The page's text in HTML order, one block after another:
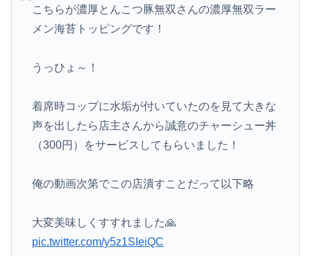
こちらが濃厚とんこつ豚無双さんの濃厚無双ラー
メン海苔トッピングです！
うっひょ～！
着席時コップに水垢が付いていたのを見て大きな
声を出したら店主さんから誠意のチャーシュー丼
（300円）をサービスしてもらいました！
俺の動画次第でこの店潰すことだって以下略
大変美味しくすすれました🙏
pic.twitter.com/y5z1SIeiQC